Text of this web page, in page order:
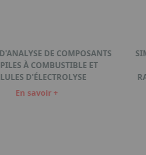
DE COMPOSANTS
À COMBUSTIBLE ET
D'ÉLECTROLYSE
En savoir +